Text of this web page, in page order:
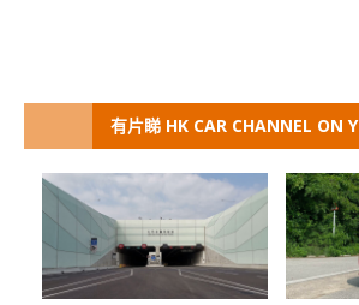
有片睇 HK CAR CHANNEL ON